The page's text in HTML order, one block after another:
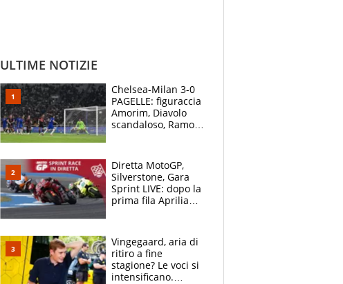
ULTIME NOTIZIE
Chelsea-Milan 3-0
PAGELLE: figuraccia
Amorim, Diavolo
scandaloso, Ramos
Diretta MotoGP,
Silverstone, Gara
Sprint LIVE: dopo la
prima fila Aprilia
Vingegaard, aria di
ritiro a fine
stagione? Le voci si
intensificano.